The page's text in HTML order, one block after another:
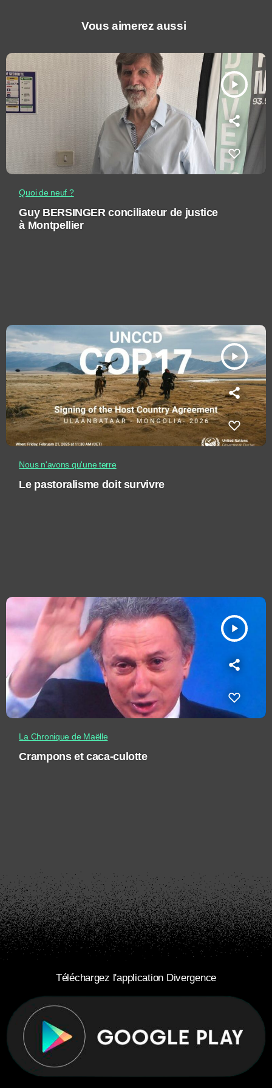
Vous aimerez aussi
play_arrow
Quoi de neuf ?
Guy BERSINGER conciliateur de justice
à Montpellier
play_arrow
Nous n'avons qu'une terre
Le pastoralisme doit survivre
play_arrow
La Chronique de Maëlle
Crampons et caca-culotte
Téléchargez l'application Divergence